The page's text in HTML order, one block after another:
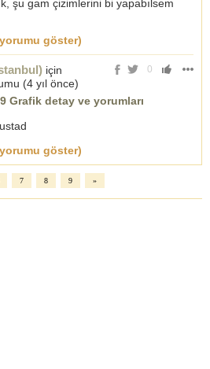
şu gam çizimlerini bi yapabılsem
göster)
0
için
(4 yıl önce)
Grafik detay ve yorumları
göster)
7 8 9 »